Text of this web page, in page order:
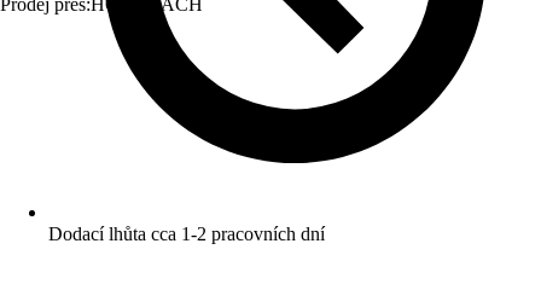
Prodej přes:HORNBACH
Dodací lhůta cca 1-2 pracovních dní